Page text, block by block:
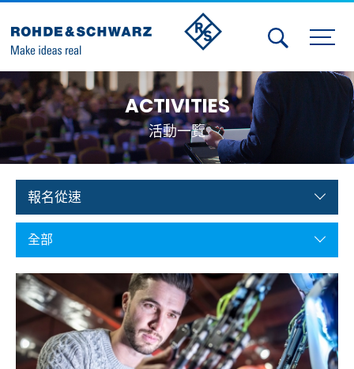
Activities
Contact Us
Member
Calendar
Member Login
Aerospace | Defense | Security
Broadcast and Media
ACTIVITIES
活動一覽
報名從速
全部